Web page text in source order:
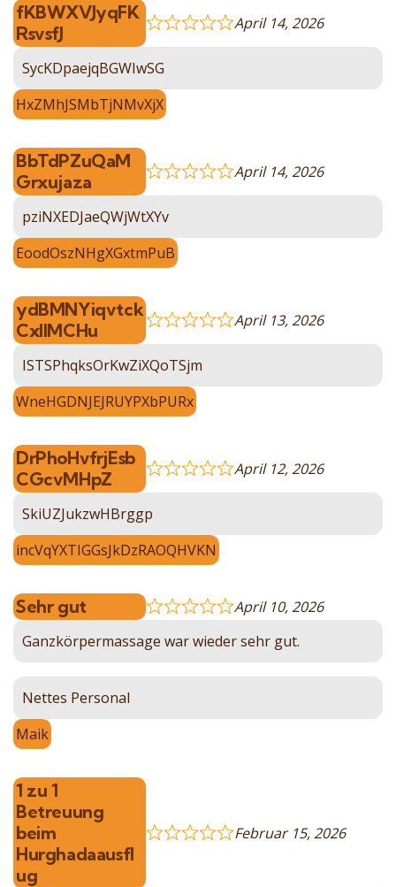
fKBWXVJyqFK
RsvsfJ
April 14, 2026
SycKDpaejqBGWIwSG
HxZMhJSMbTjNMvXjX
BbTdPZuQaM
Grxujaza
April 14, 2026
pziNXEDJaeQWjWtXYv
EoodOszNHgXGxtmPuB
ydBMNYiqvtck
CxlIMCHu
April 13, 2026
ISTSPhqksOrKwZiXQoTSjm
WneHGDNJEJRUYPXbPURx
DrPhoHvfrjEsb
CGcvMHpZ
April 12, 2026
SkiUZJukzwHBrggp
incVqYXTIGGsJkDzRAOQHVKN
Sehr gut
April 10, 2026
Ganzkörpermassage war wieder sehr gut.
Nettes Personal
Maik
1 zu 1
Betreuung
beim
Hurghadaausfl
ug
Februar 15, 2026